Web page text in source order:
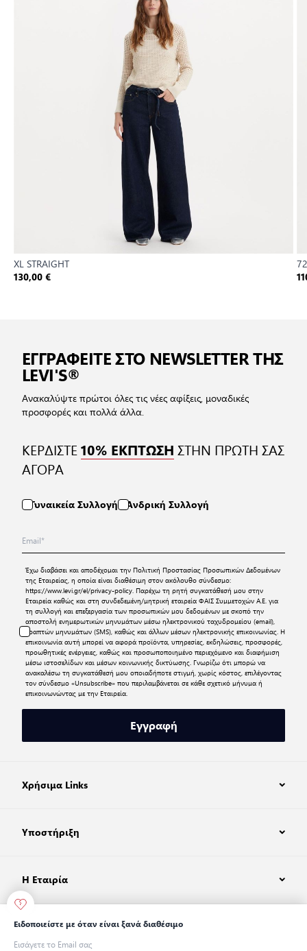
Ειδοποιείστε με όταν είναι ξανά διαθέσιμο
XL STRAIGHT
130,00 €
ΕΓΓΡΑΦΕΙΤΕ ΣΤΟ NEWSLETTER ΤΗΣ
LEVI'S®
Ανακαλύψτε πρώτοι όλες τις νέες αφίξεις, μοναδικές
προσφορές και πολλά άλλα.
ΚΕΡΔΙΣΤΕ10% ΕΚΠΤΩΣΗ ΣΤΗΝ ΠΡΩΤΗ ΣΑΣ
ΑΓΟΡΑ
Γυναικεία Συλλογή Ανδρική Συλλογή
Έχω διαβάσει και αποδέχομαι την Πολιτική Προστασίας Προσωπικών Δεδομένων
της Εταιρείας, η οποία είναι διαθέσιμη στον ακόλουθο σύνδεσμο:
https://www.levi.gr/el/privacy-policy. Παρέχω τη ρητή συγκατάθεσή μου στην
Εταιρεία καθώς και στη συνδεδεμένη/μητρική εταιρεία ΦΑΙΣ Συμμετοχών Α.Ε. για
τη συλλογή και επεξεργασία των προσωπικών μου δεδομένων με σκοπό την
αποστολή ενημερωτικών μηνυμάτων μέσω ηλεκτρονικού ταχυδρομείου (email),
γραπτών μηνυμάτων (SMS), καθώς και άλλων μέσων ηλεκτρονικής επικοινωνίας. Η
επικοινωνία αυτή μπορεί να αφορά προϊόντα, υπηρεσίες, εκδηλώσεις, προσφορές,
προωθητικές ενέργειες, καθώς και προσωποποιημένο περιεχόμενο και διαφήμιση
μέσω ιστοσελίδων και μέσων κοινωνικής δικτύωσης. Γνωρίζω ότι μπορώ να
ανακαλέσω τη συγκατάθεσή μου οποιαδήποτε στιγμή, χωρίς κόστος, επιλέγοντας
τον σύνδεσμο «Unsubscribe» που περιλαμβάνεται σε κάθε σχετικό μήνυμα ή
επικοινωνώντας με την Εταιρεία.
Εγγραφή
Χρήσιμα Links
Υποστήριξη
Η Εταιρία